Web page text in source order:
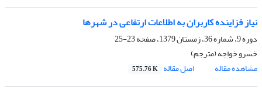
نیاز فزاینده کاربران به اطلاعات ارتفاعی در شهرها
دوره 9، شماره 36، زمستان 1379، صفحه
23-25
خسرو خواجه (مترجم)
مشاهده مقاله
اصل مقاله 575.76 K